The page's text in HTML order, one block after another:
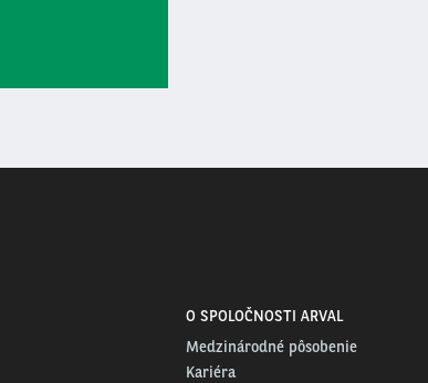
O SPOLOČNOSTI ARVAL
Medzinárodné pôsobenie
Kariéra